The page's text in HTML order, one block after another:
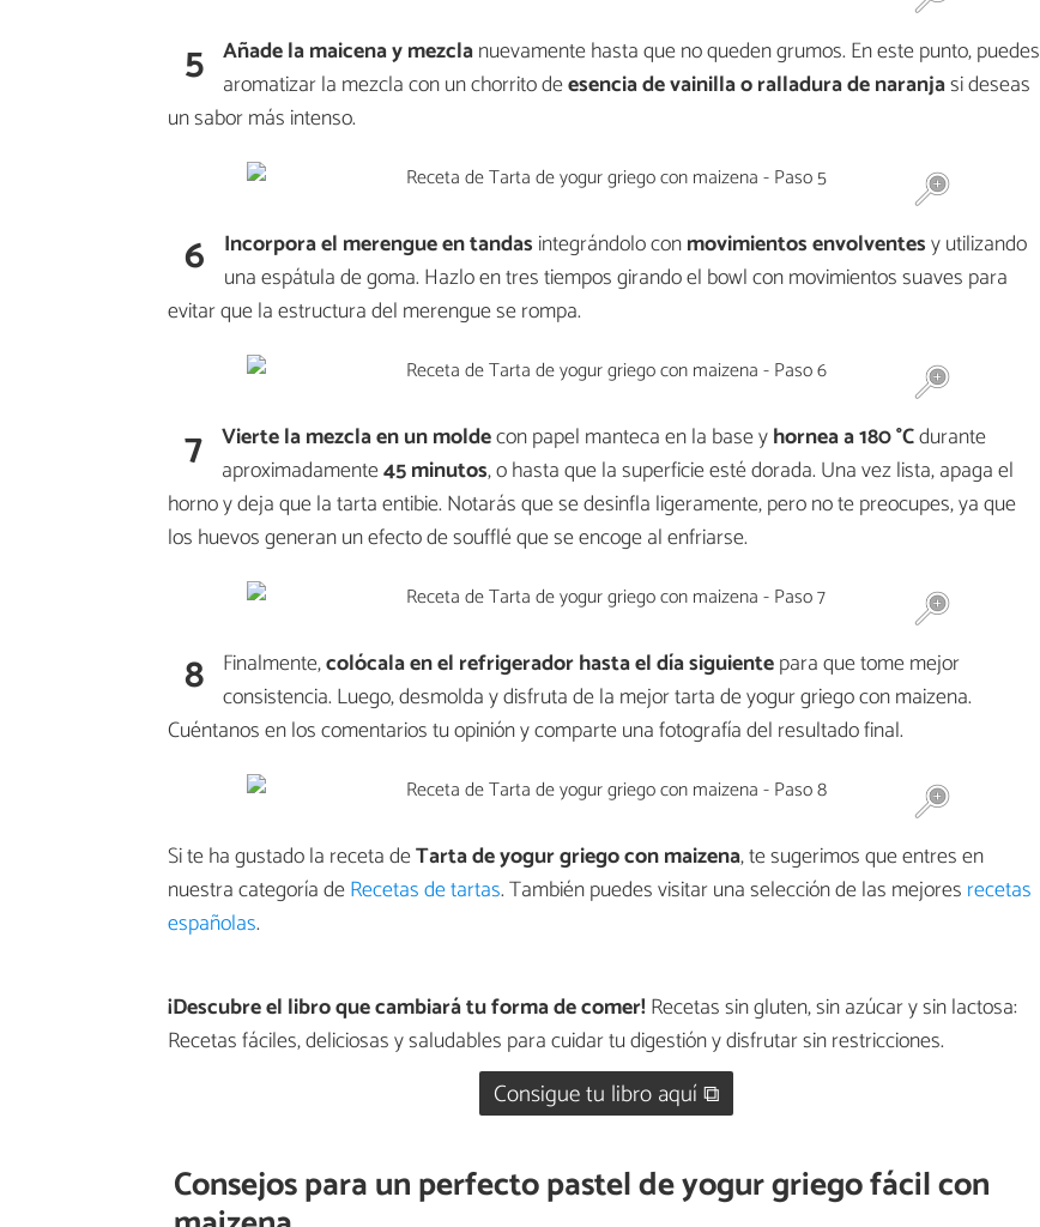
5 Añade lamaicenay mezclanuevamente hasta que no queden grumos. En este punto, puedes
aromatizar la mezcla con un chorrito deesencia de vainilla o ralladura de naranjasi deseas
un sabor más intenso.
6 Incorpora el merengue en tandas integrándolo conmovimientos envolventesy utilizando
una espátula de goma. Hazlo en tres tiempos girando el bowl con movimientos suaves para
evitar que la estructura del merengue se rompa.
7 Vierte la mezcla en unmoldecon papel manteca en la base yhornea a 180 °Cdurante
aproximadamente45 minutos, o hasta que la superficie esté dorada. Una vez lista, apaga el
horno y deja que la tarta entibie. Notarás que se desinfla ligeramente, pero no te preocupes, ya que
los huevos generan un efecto de soufflé que se encoge al enfriarse.
8 Finalmente,colócala en el refrigerador hasta el día siguientepara que tome mejor
consistencia. Luego, desmolda y disfruta de la mejor tarta de yogur griego con maizena.
Cuéntanos en los comentarios tu opinión y comparte una fotografía del resultado final.
Si te ha gustado la receta deTarta de yogur griego con maizena, te sugerimos que entres en
nuestra categoría deRecetas de tartas. También puedes visitar una selección de las mejores recetas
españolas.
¡Descubre el libro que cambiará tu forma de comer!Recetas sin gluten, sin azúcar y sin lactosa:
Recetas fáciles, deliciosas y saludables para cuidar tu digestión y disfrutar sin restricciones.
Consigue tu libro aquí ⧉
Consejos para un perfecto pastel de yogur griego fácil con